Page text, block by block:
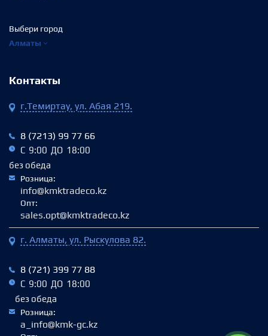
Выбери город
Алматы
Контакты
г.Темиртау, ул. Абая 219.
8 (7213) 99 77 66
С 9:00 ДО 18:00
без обеда
Розница:
info@kmktradeco.kz
Опт:
sales.opt@kmktradeco.kz
г. Алматы, ул. Рыскулова 82.
8 (721) 399 77 88
С 9:00 ДО 18:00
без обеда
Розница:
a_info@kmk-gc.kz